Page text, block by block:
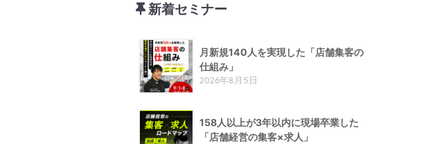
新着セミナー
月新規140人を実現した「店舗集客の
仕組み」
2026年8月5日
158人以上が3年以内に現場卒業した
「店舗経営の集客×求人」